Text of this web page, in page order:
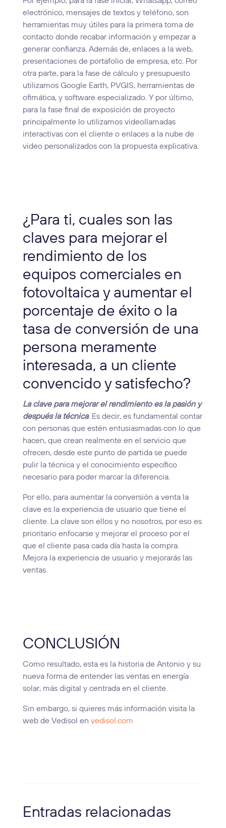
electrónico, mensajes de textos y teléfono, son
herramientas muy útiles para la primera toma de
contacto donde recabar información y empezar a
generar confianza. Además de, enlaces a la web,
presentaciones de portafolio de empresa, etc. Por
otra parte, para la fase de cálculo y presupuesto
utilizamos Google Earth, PVGIS, herramientas de
ofimática, y software especializado. Y por último,
para la fase final de exposición de proyecto
principalmente lo utilizamos videollamadas
interactivas con el cliente o enlaces a la nube de
video personalizados con la propuesta explicativa.
¿Para ti, cuales son las
claves para mejorar el
rendimiento de los
equipos comerciales en
fotovoltaica y aumentar el
porcentaje de éxito o la
tasa de conversión de una
persona meramente
interesada, a un cliente
convencido y satisfecho?
La clave para mejorar el rendimiento es la pasión y
después la técnica. Es decir, es fundamental contar
con personas que estén entusiasmadas con lo que
hacen, que crean realmente en el servicio que
ofrecen, desde este punto de partida se puede
pulir la técnica y el conocimiento específico
necesario para poder marcar la diferencia.
Por ello, para aumentar la conversión a venta la
clave es la experiencia de usuario que tiene el
cliente. La clave son ellos y no nosotros, por eso es
prioritario enfocarse y mejorar el proceso por el
que el cliente pasa cada día hasta la compra.
Mejora la experiencia de usuario y mejorarás las
ventas.
CONCLUSIÓN
Como resultado, esta es la historia de Antonio y su
nueva forma de entender las ventas en energía
solar, más digital y centrada en el cliente.
Sin embargo, si quieres más información visita la
web de Vedisol en vedisol.com
Entradas relacionadas